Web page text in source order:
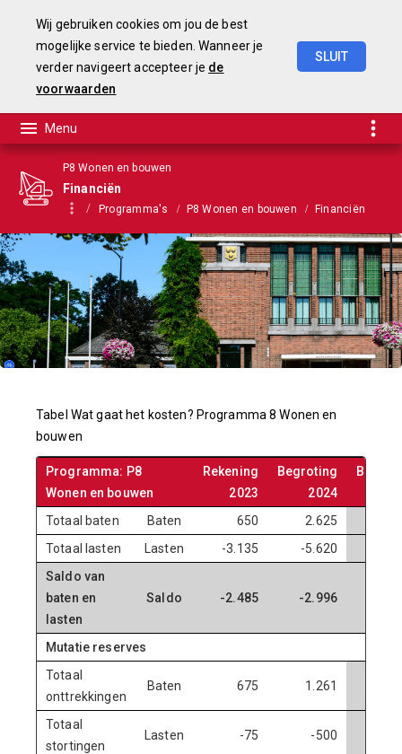
Wij gebruiken cookies om jou de best
mogelijke service te bieden. Wanneer je
verder navigeert accepteer je de
voorwaarden
SLUIT
P8 Wonen en bouwen
Financiën
Programma's P8 Wonen en bouwen Financiën
Tabel Wat gaat het kosten? Programma 8 Wonen en
bouwen
Programma: P8
Wonen en bouwen
Rekening
2023
Begroting
2024
Totaal baten
Baten 650 2.625
Totaal lasten
Lasten -3.135 -5.620
Saldo van
baten en
lasten
Saldo -2.485 -2.996
Mutatie reserves
Totaal
onttrekkingen
Baten 675 1.261
Totaal
stortingen
Lasten -75 -500